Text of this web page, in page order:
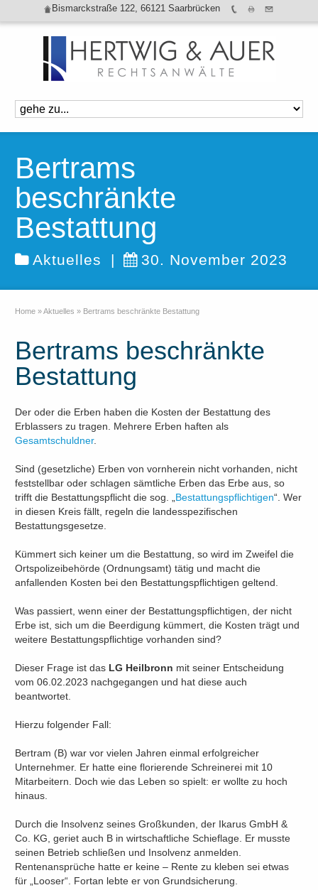
Bismarckstraße 122, 66121 Saarbrücken
Bertrams
beschränkte
Bestattung
Aktuelles | 30. November 2023
Home »Aktuelles » Bertrams beschränkte Bestattung
Bertrams beschränkte
Bestattung
Der oder die Erben haben die Kosten der Bestattung des
Erblassers zu tragen. Mehrere Erben haften als
Gesamtschuldner.
Sind (gesetzliche) Erben von vornherein nicht vorhanden, nicht
feststellbar oder schlagen sämtliche Erben das Erbe aus, so
trifft die Bestattungspflicht die sog. „ Bestattungspflichtigen“. Wer
in diesen Kreis fällt, regeln die landesspezifischen
Bestattungsgesetze.
Kümmert sich keiner um die Bestattung, so wird im Zweifel die
Ortspolizeibehörde (Ordnungsamt) tätig und macht die
anfallenden Kosten bei den Bestattungspflichtigen geltend.
Was passiert, wenn einer der Bestattungspflichtigen, der nicht
Erbe ist, sich um die Beerdigung kümmert, die Kosten trägt und
weitere Bestattungspflichtige vorhanden sind?
Dieser Frage ist das LG Heilbronn mit seiner Entscheidung
vom 06.02.2023 nachgegangen und hat diese auch
beantwortet.
Hierzu folgender Fall:
Bertram (B) war vor vielen Jahren einmal erfolgreicher
Unternehmer. Er hatte eine florierende Schreinerei mit 10
Mitarbeitern. Doch wie das Leben so spielt: er wollte zu hoch
hinaus.
Durch die Insolvenz seines Großkunden, der Ikarus GmbH &
Co. KG, geriet auch B in wirtschaftliche Schieflage. Er musste
seinen Betrieb schließen und Insolvenz anmelden.
Rentenansprüche hatte er keine – Rente zu kleben sei etwas
für „Looser“. Fortan lebte er von Grundsicherung.